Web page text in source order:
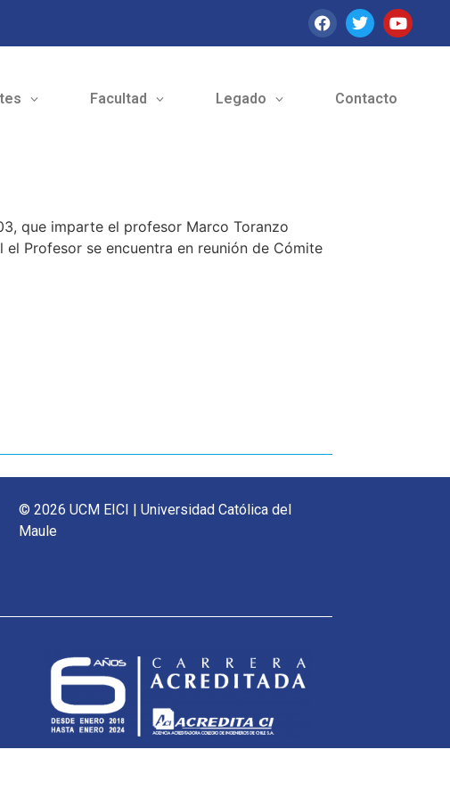
Facultad Legado Contacto
que imparte el profesor Marco Toranzo
Profesor se encuentra en reunión de Cómite
© 2026 UCM EICI | Universidad Católica del
Maule